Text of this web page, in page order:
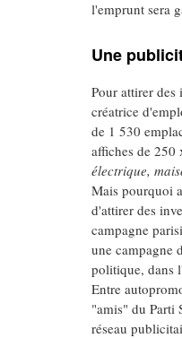
l'emprunt sera
Une
Pour attirer des
créatrice
de 1 530
affiches de 250
électrique,
Mais pourquoi
d'attirer des
campagne
une campagne
politique, dans
Entre
"amis" du Parti
réseau